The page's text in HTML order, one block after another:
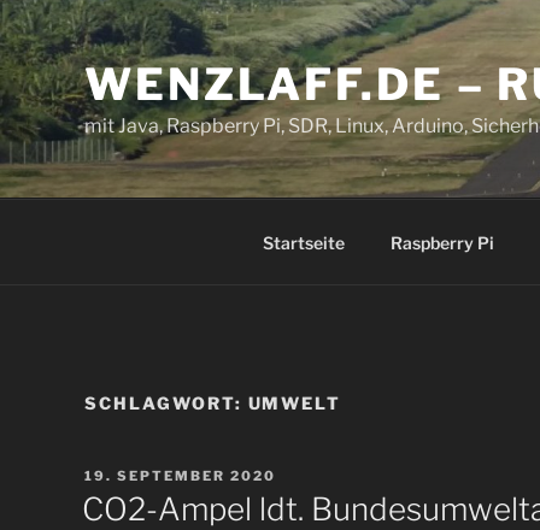
Zum
Inhalt
springen WENZLAFF.DE –
mit Java, Raspberry Pi, SDR, Linux, Arduino,
Startseite Raspberry Pi
SCHLAGWORT: UMWELT
VERÖFFENTLICHT
AM
19. SEPTEMBER 2020
CO2-Ampel ldt.